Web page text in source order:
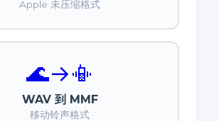
Apple 未压缩格式
🌊→📳
WAV 到 MMF
移动铃声格式